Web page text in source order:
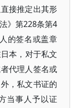
接推定出其形
》第228条第4
的签名或盖章
本，对于私文
代理人签名或
，私文书证的
当事人予以证